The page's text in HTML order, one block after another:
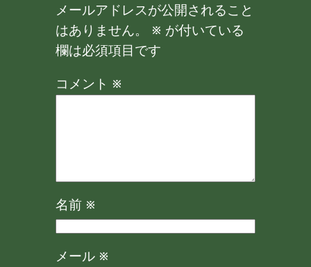
メールアドレスが公開されること
はありません。
※ が付いている
欄は必須項目です
コメント ※
名前 ※
メール ※